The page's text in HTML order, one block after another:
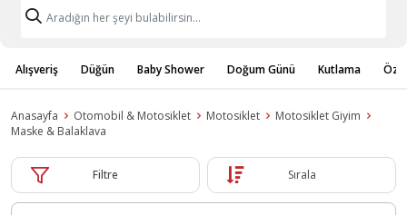
Alışveriş Düğün Baby Shower Doğum Günü Kutlama
Anasayfa Otomobil & Motosiklet Motosiklet
Motosiklet Giyim
Maske & Balaklava
Filtre Sırala